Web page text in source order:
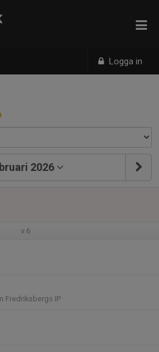
Logga in
2026
v.6
Fredriksbergs IP